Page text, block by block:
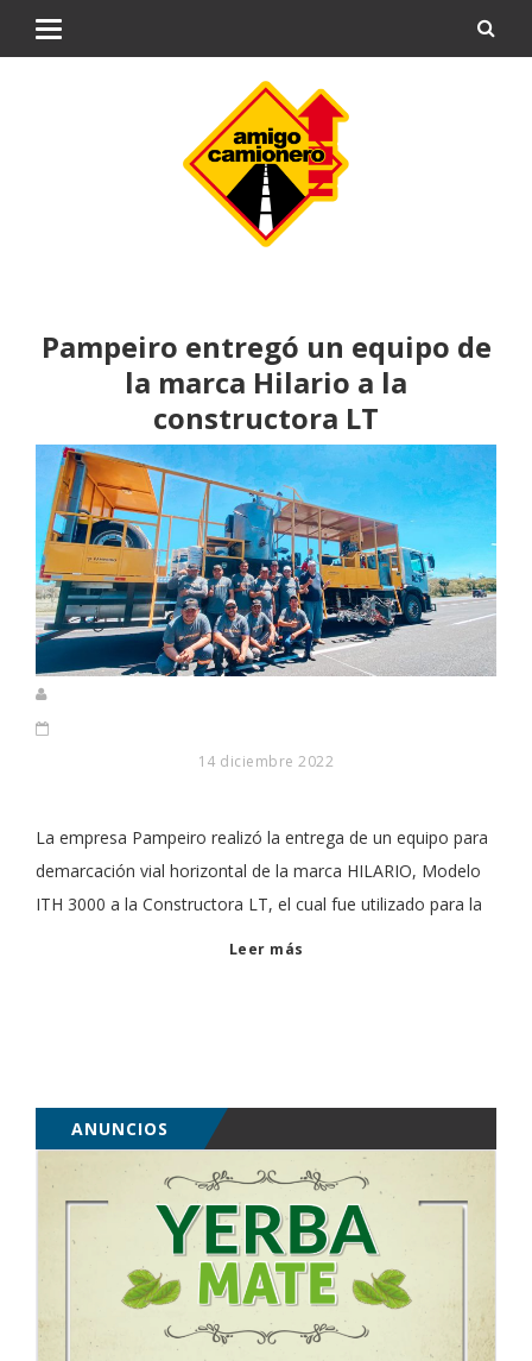
Pampeiro entregó un equipo de
la marca Hilario a la
constructora LT
14 diciembre 2022
La empresa Pampeiro realizó la entrega de un equipo para
demarcación vial horizontal de la marca HILARIO, Modelo
ITH 3000 a la Constructora LT, el cual fue utilizado para la
Leer más
ANUNCIOS